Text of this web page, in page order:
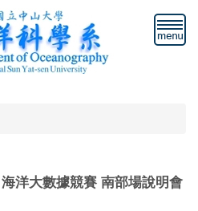
洋大數據競賽 南部場說明會